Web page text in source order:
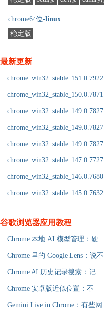
chrome64位-linux
稳定版
最新更新
谷歌浏览器应用教程
Chrome 本地 AI 模型管理：硬
Chrome 里的 Google Lens：说不
Chrome AI 历史记录搜索：记
Chrome 安卓版近似位置：不
Gemini Live in Chrome：有些网